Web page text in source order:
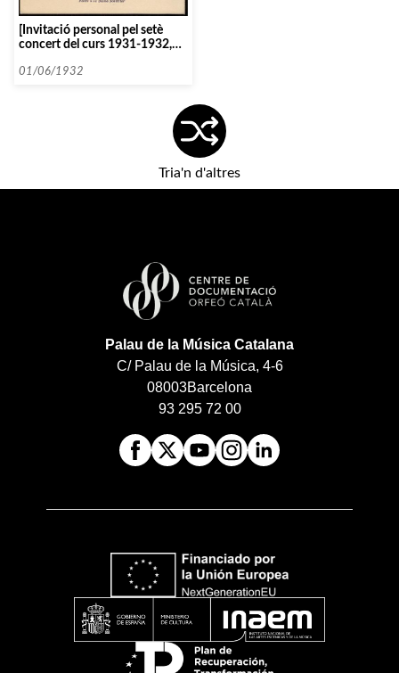
[Invitació personal pel setè
concert del curs 1931-1932,
01/06/1932
Tria'n d'altres
Palau de la Música Catalana
C/ Palau de la Música, 4-6
08003Barcelona
93 295 72 00